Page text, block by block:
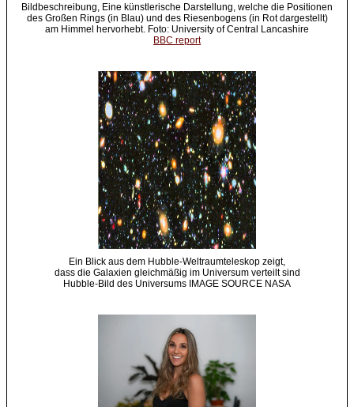
Bildbeschreibung, Eine künstlerische Darstellung, welche die Positionen
des Großen Rings (in Blau) und des Riesenbogens (in Rot dargestellt)
am Himmel hervorhebt. Foto: University of Central Lancashire
BBC report
Ein Blick aus dem Hubble-Weltraumteleskop zeigt,
dass die Galaxien gleichmäßig im Universum verteilt sind
Hubble-Bild des Universums IMAGE SOURCE NASA